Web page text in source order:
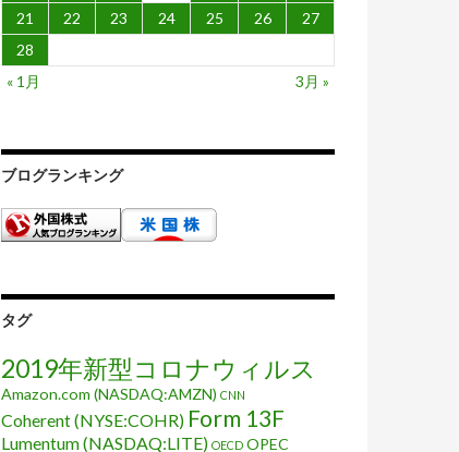
21
22 23 24 25 26
27
28
« 1月
3月 »
ブログランキング
タグ
2019年新型コロナウィルス
Amazon.com (NASDAQ:AMZN) CNN
Coherent (NYSE:COHR) Form 13F
Lumentum (NASDAQ:LITE) OECD OPEC